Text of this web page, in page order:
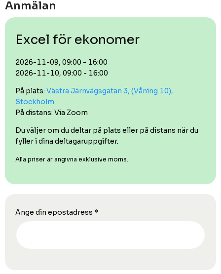
Anmälan
Excel för ekonomer
2026-11-09, 09:00 - 16:00
2026-11-10, 09:00 - 16:00
På plats: Västra Järnvägsgatan 3, (Våning 10),
Stockholm
På distans: Via Zoom
Du väljer om du deltar på plats eller på distans när du
fyller i dina deltagaruppgifter.
Alla priser är angivna exklusive moms.
Ange din epostadress *